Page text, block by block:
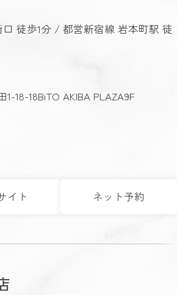
口 徒歩1分 / 都営新宿線 岩本町駅 徒
18-18BiTO AKIBA PLAZA9F
イト ネット予約